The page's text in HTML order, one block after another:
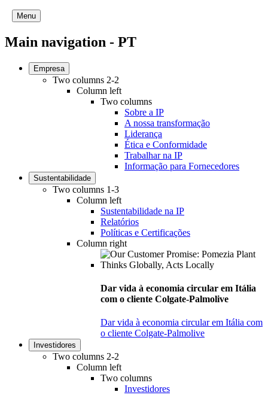
Menu
Main navigation - PT
Empresa
Two columns 2-2
Column left
Two columns
Sobre a IP
A nossa transformação
Liderança
Ética e Conformidade
Trabalhar na IP
Informação para Fornecedores
Sustentabilidade
Two columns 1-3
Column left
Sustentabilidade na IP
Relatórios
Políticas e Certificações
Column right
Dar vida à economia circular em Itália
com o cliente Colgate-Palmolive
Dar vida à economia circular em Itália com
o cliente Colgate-Palmolive
Investidores
Two columns 2-2
Column left
Two columns
Investidores